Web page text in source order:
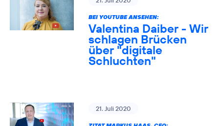
BEI YOUTUBE ANSEHEN:
Valentina Daiber - Wir
schlagen Brücken
über "digitale
Schluchten"
21. Juli 2020